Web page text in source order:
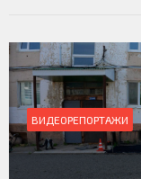
ВИДЕОРЕПОРТАЖИ